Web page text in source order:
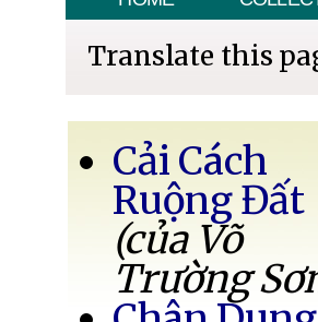
Translate this
Cải Cách
Ruộng Đất
(của Võ
Trường